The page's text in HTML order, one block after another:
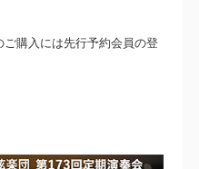
購入には先行予約会員の登